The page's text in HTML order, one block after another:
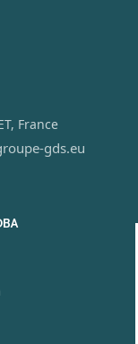
France
gds.eu